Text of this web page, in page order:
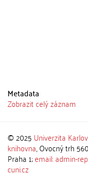
Metadata
Zobrazit celý záznam
© 2025 Univerzita
knihovna, Ovocný trh
Praha 1;email: admin-
cuni.cz